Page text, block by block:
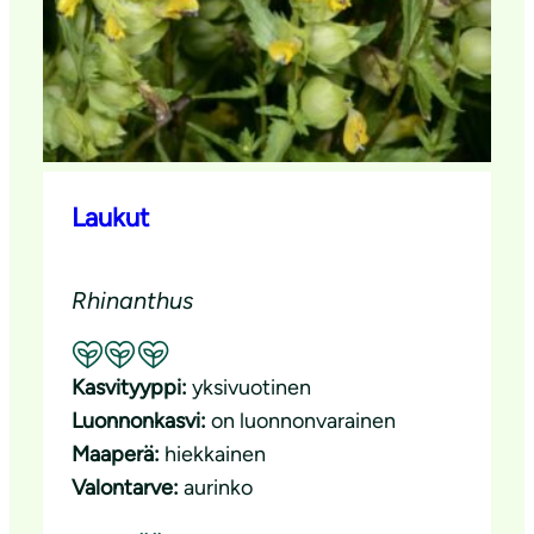
Laukut
Rhinanthus
Suositeltavuus: Erinomainen pölyttäjäkasvi
Kasvityyppi: yksivuotinen
Luonnonkasvi: on luonnonvarainen
Maaperä: hiekkainen
Valontarve: aurinko